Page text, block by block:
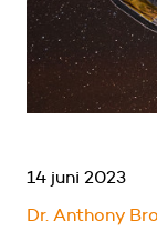
14 juni 2023
Dr. Anthony